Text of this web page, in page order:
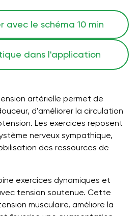
avec le schéma 10 min
dans l'application
artérielle permet de
d'améliorer la circulation
Les exercices reposent
nerveux sympathique,
des ressources de
exercices dynamiques et
tension soutenue. Cette
musculaire, améliore la